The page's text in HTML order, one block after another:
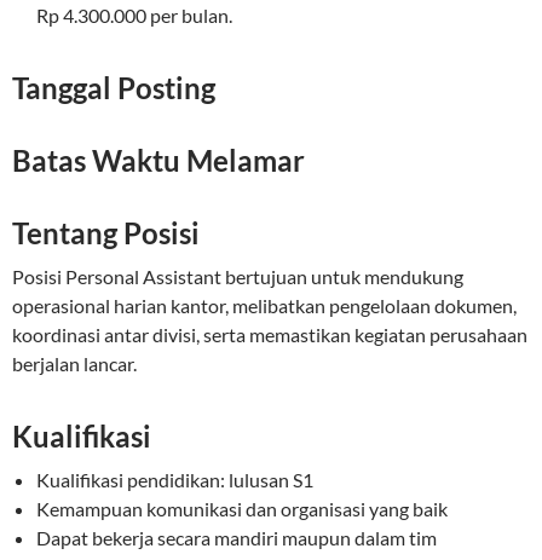
Rp 4.300.000 per bulan.
Tanggal Posting
Batas Waktu Melamar
Tentang Posisi
Posisi Personal Assistant bertujuan untuk mendukung
operasional harian kantor, melibatkan pengelolaan dokumen,
koordinasi antar divisi, serta memastikan kegiatan perusahaan
berjalan lancar.
Kualifikasi
Kualifikasi pendidikan: lulusan S1
Kemampuan komunikasi dan organisasi yang baik
Dapat bekerja secara mandiri maupun dalam tim